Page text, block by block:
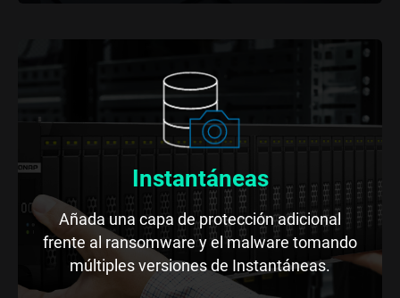
Instantáneas
Añada una capa de protección adicional
frente al ransomware y el malware tomando
múltiples versiones de Instantáneas.